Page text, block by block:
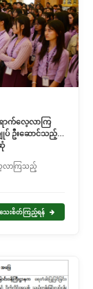
ာက်လေ့လာကြ
ပ် ဦးဆောင်သည့်
လာကြသည့်
ေးစိတ်ကြည့်ရန်